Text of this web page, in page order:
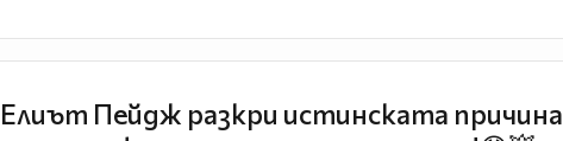
Елиът Пейдж разкри истинската причина